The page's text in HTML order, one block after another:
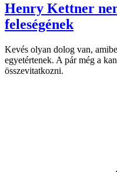
Henry Kettner
feleségének
Kevés olyan dolog van,
egyetértenek. A pár még a
összevitatkozni.